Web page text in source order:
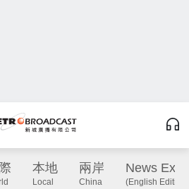
本地
Local
兩岸
China
News
(English Edition)